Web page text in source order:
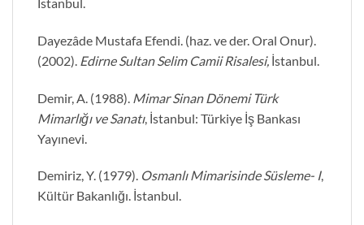
Dayezâde Mustafa Efendi. (haz. ve der. Oral Onur).
(2002). Edirne Sultan Selim Camii Risalesi, İstanbul.
Demir, A. (1988). Mimar Sinan Dönemi Türk
Mimarlığı ve Sanatı, İstanbul: Türkiye İş Bankası
Yayınevi.
Demiriz, Y. (1979). Osmanlı Mimarisinde Süsleme- I,
Kültür Bakanlığı. İstanbul.